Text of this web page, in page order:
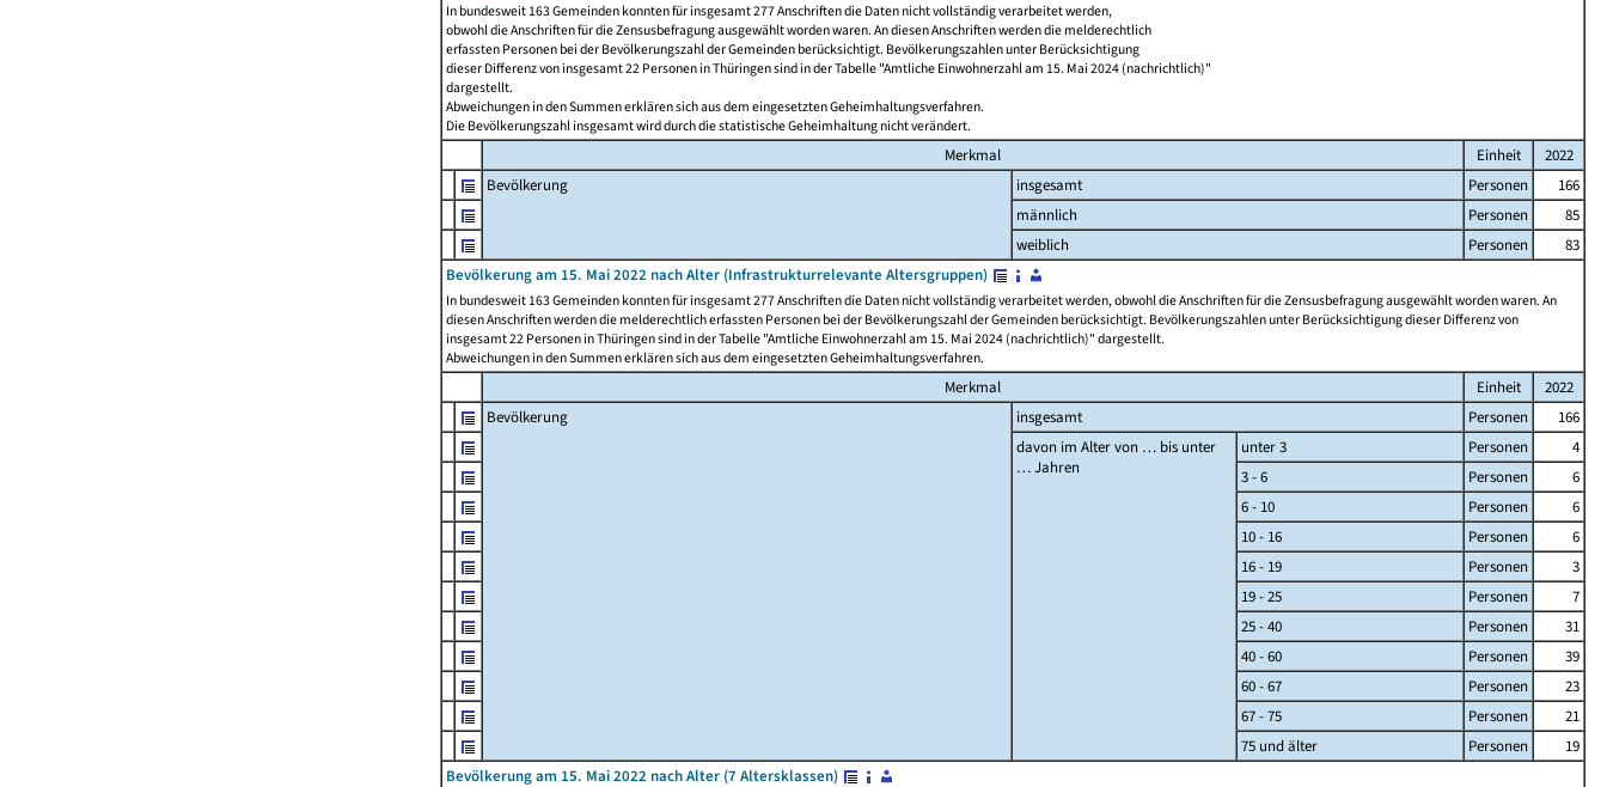
In bundesweit 163 Gemeinden konnten für insgesamt 277 Anschriften die Daten nicht vollständig verarbeitet werden,
obwohl die Anschriften für die Zensusbefragung ausgewählt worden waren. An diesen Anschriften werden die melderechtlich
erfassten Personen bei der Bevölkerungszahl der Gemeinden berücksichtigt. Bevölkerungszahlen unter Berücksichtigung
dieser Differenz von insgesamt 22 Personen in Thüringen sind in der Tabelle "Amtliche Einwohnerzahl am 15. Mai 2024 (nachrichtlich)"
dargestellt.
Abweichungen in den Summen erklären sich aus dem eingesetzten Geheimhaltungsverfahren.
Die Bevölkerungszahl insgesamt wird durch die statistische Geheimhaltung nicht verändert.
Merkmal Einheit
2022
Bevölkerung
insgesamt Personen
166
männlich
Personen
85
weiblich
Personen
83
Bevölkerung am 15. Mai 2022 nach Alter (Infrastrukturrelevante Altersgruppen)
In bundesweit 163 Gemeinden konnten für insgesamt 277 Anschriften die Daten nicht vollständig verarbeitet werden, obwohl die Anschriften für die Zensusbefragung ausgewählt worden waren. An
diesen Anschriften werden die melderechtlich erfassten Personen bei der Bevölkerungszahl der Gemeinden berücksichtigt. Bevölkerungszahlen unter Berücksichtigung dieser Differenz von
insgesamt 22 Personen in Thüringen sind in der Tabelle "Amtliche Einwohnerzahl am 15. Mai 2024 (nachrichtlich)" dargestellt.
Abweichungen in den Summen erklären sich aus dem eingesetzten Geheimhaltungsverfahren.
Merkmal Einheit
2022
Bevölkerung
insgesamt Personen
166
davon im Alter von … bis unter
… Jahren
unter 3 Personen
4
3 - 6
Personen
6
6 - 10
Personen
6
10 - 16
Personen
6
16 - 19
Personen
3
19 - 25
Personen
7
25 - 40
Personen
31
40 - 60
Personen
39
60 - 67
Personen
23
67 - 75
Personen
21
75 und älter
Personen
19
Bevölkerung am 15. Mai 2022 nach Alter (7 Altersklassen)